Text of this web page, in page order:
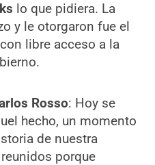
lo que pidiera. La
y le otorgaron fue el
libre acceso a la
Rosso: Hoy se
hecho, un momento
de nuestra
porque